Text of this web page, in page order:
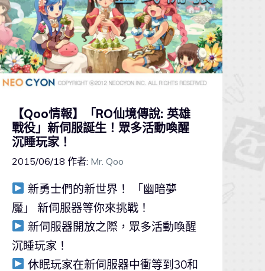
【Qoo情報】「RO仙境傳說: 英雄
戰役」新伺服誕生！眾多活動喚醒
沉睡玩家！
2015/06/18 作者: Mr. Qoo
新勇士們的新世界！ 「幽暗夢
魘」 新伺服器等你來挑戰！
新伺服器開放之際，眾多活動喚醒
沉睡玩家！
休眠玩家在新伺服器中衝等到30和